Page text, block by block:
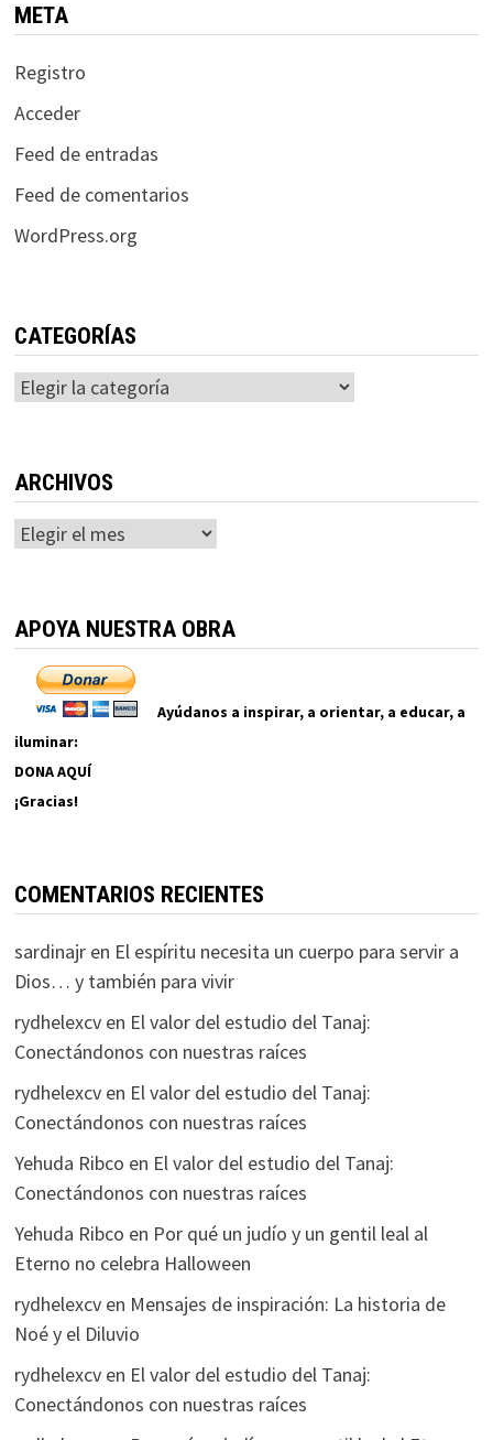
META
Registro
Acceder
Feed de entradas
Feed de comentarios
WordPress.org
CATEGORÍAS
Categorías
ARCHIVOS
Archivos
APOYA NUESTRA OBRA
Ayúdanos a inspirar, a orientar, a educar, a
iluminar:
DONA AQUÍ
¡Gracias!
COMENTARIOS RECIENTES
sardinajren El espíritu necesita un cuerpo para servir a
Dios… y también para vivir
rydhelexcven El valor del estudio del Tanaj:
Conectándonos con nuestras raíces
rydhelexcven El valor del estudio del Tanaj:
Conectándonos con nuestras raíces
Yehuda Ribco en El valor del estudio del Tanaj:
Conectándonos con nuestras raíces
Yehuda Ribco en Por qué un judío y un gentil leal al
Eterno no celebra Halloween
rydhelexcven Mensajes de inspiración: La historia de
Noé y el Diluvio
rydhelexcven El valor del estudio del Tanaj:
Conectándonos con nuestras raíces